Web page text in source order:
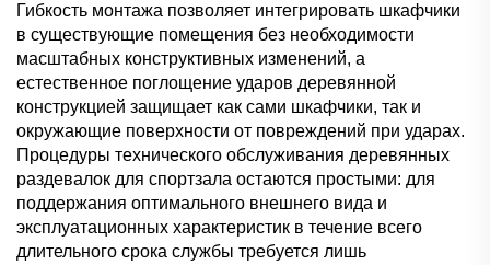
Гибкость монтажа позволяет интегрировать шкафчики
в существующие помещения без необходимости
масштабных конструктивных изменений, а
естественное поглощение ударов деревянной
конструкцией защищает как сами шкафчики, так и
окружающие поверхности от повреждений при ударах.
Процедуры технического обслуживания деревянных
раздевалок для спортзала остаются простыми: для
поддержания оптимального внешнего вида и
эксплуатационных характеристик в течение всего
длительного срока службы требуется лишь